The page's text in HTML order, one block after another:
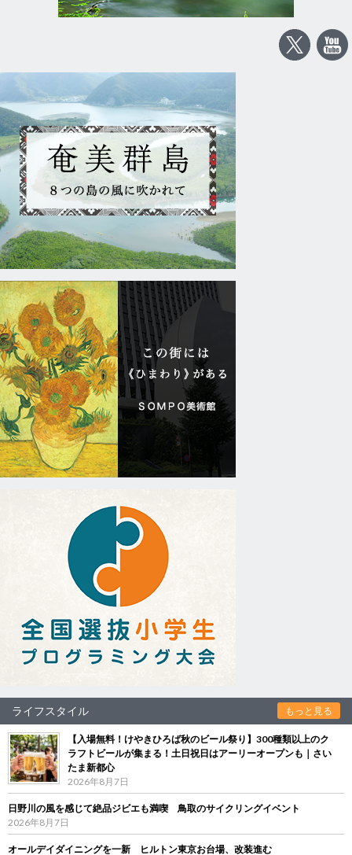
ライフスタイル もっと見る
【入場無料！けやきひろば秋のビール祭り】300種類以上のク
ラフトビールが集まる！土日祝日はアーリーオープンも｜さい
たま新都心
2026年8月7日
日野川の風を感じて絶品ジビエも満喫 鳥取のサイクリングイベント
2026年8月7日
オールデイダイニングを一新 ヒルトン東京お台場、改装進む